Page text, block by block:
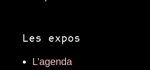
Les expos
L’agenda